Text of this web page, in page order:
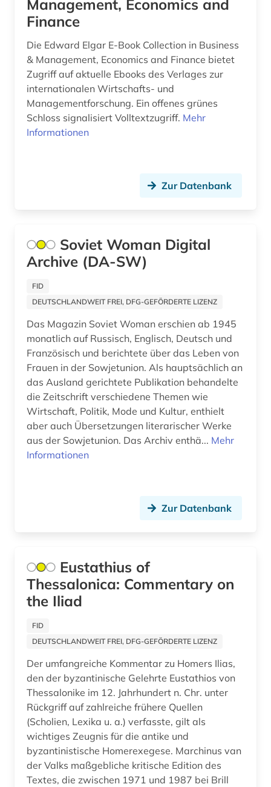
allgemein (1)
allgemeine geschäftsbedingungen (1)
allgemeine medizinische datenbank (3)
literaturwissenschaft (2)
allgemeine ökologie (1)
allgemeiner teil (1)
allgemeines bauingenieurwesen (1)
allgemeines bibliothekswesen (1)
allgemeines prozessrecht und zivilprozess (1)
allgemeines sozialversicherungsgesetz (1)
allgemeines verwaltungsrecht (1)
alltag (8)
alltagsgeschichte &lt;fach&gt; (4)
almanach (5)
aloys ludwig (1)
alpen (1)
alpenverein südtirol (1)
alphabet (1)
Management, Economics and
Finance
Die Edward Elgar E-Book Collection in Business
& Management, Economics and Finance bietet
Zugriff auf aktuelle Ebooks des Verlages zur
internationalen Wirtschafts- und
Managementforschung. Ein offenes grünes
Schloss signalisiert Volltextzugriff. Mehr
Informationen
Zur Datenbank
Soviet Woman Digital
Archive (DA-SW)
FID
DEUTSCHLANDWEIT FREI, DFG-GEFÖRDERTE LIZENZ
Das Magazin Soviet Woman erschien ab 1945
monatlich auf Russisch, Englisch, Deutsch und
Französisch und berichtete über das Leben von
Frauen in der Sowjetunion. Als hauptsächlich an
das Ausland gerichtete Publikation behandelte
die Zeitschrift verschiedene Themen wie
Wirtschaft, Politik, Mode und Kultur, enthielt
aber auch Übersetzungen literarischer Werke
aus der Sowjetunion. Das Archiv enthä... Mehr
Informationen
Zur Datenbank
Eustathius of
Thessalonica: Commentary on
the Iliad
FID
DEUTSCHLANDWEIT FREI, DFG-GEFÖRDERTE LIZENZ
Der umfangreiche Kommentar zu Homers Ilias,
den der byzantinische Gelehrte Eustathios von
Thessalonike im 12. Jahrhundert n. Chr. unter
Rückgriff auf zahlreiche frühere Quellen
(Scholien, Lexika u. a.) verfasste, gilt als
wichtiges Zeugnis für die antike und
byzantinistische Homerexegese. Marchinus van
der Valks maßgebliche kritische Edition des
Textes, die zwischen 1971 und 1987 bei Brill